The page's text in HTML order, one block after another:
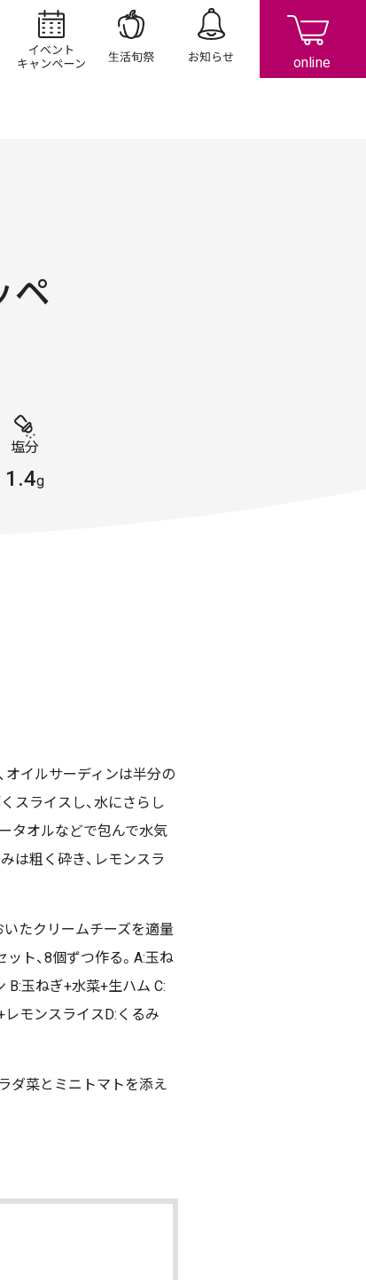
店舗/チラシ検索イベント/キャンペーン
生活旬祭 お知らせ
ペ
塩分
1.4g
オイルサーディンは半分の
スライスし、水にさらし
タオルなどで包んで水気
は粗く砕き、レモンスラ
たクリームチーズを適量
ット、8個ずつ作る。A:玉ね
B:玉ねぎ+水菜+生ハム C:
モンスライスD:くるみ
ダ菜とミニトマトを添え